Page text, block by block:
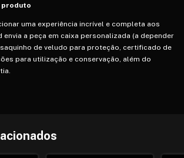
produto
uma experiência incrível e completa aos
envia a peça em caixa personalizada (a depender
de veludo para proteção, certificado de
para utilização e conservação, além do